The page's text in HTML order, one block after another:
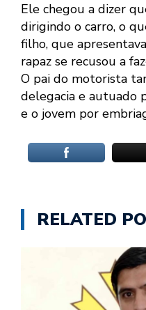
Ele chegou a dizer
dirigindo o carro, o
filho, que
rapaz se recusou a
O pai do motorista
delegacia e autuado
e o jovem por
RELATED